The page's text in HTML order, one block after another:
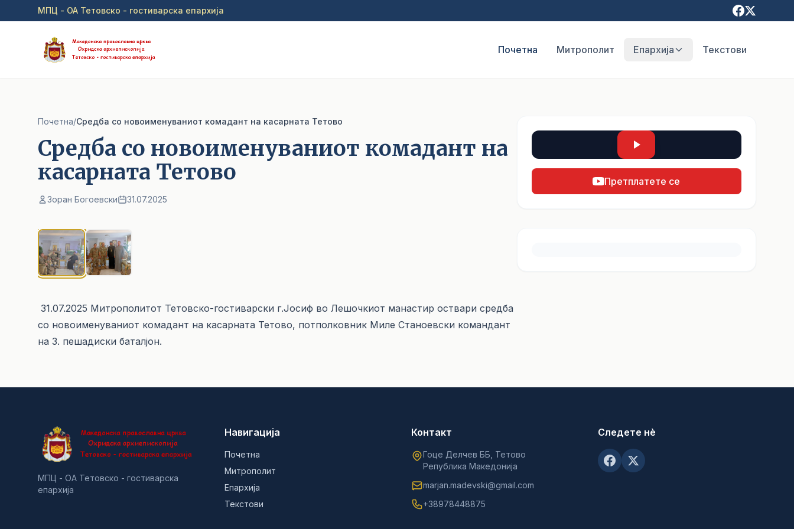
Прејди на главна содржина
МПЦ - ОА Тетовско - гостиварска епархија
Почетна Митрополит Епархија Текстови
Почетна/Средба со новоименуваниот комадант на касарната Тетово
Средба со новоименуваниот комадант на
касарната Тетово
Зоран Богоевски 31.07.2025
31.07.2025 Митрополитот Тетовско-гостиварски г.Јосиф во Лешочкиот манастир оствари средба
со новоименуваниот комадант на касарната Тетово, потполковник Миле Станоевски командант
на 3. пешадиски баталјон.
Претплатете се
МПЦ - ОА Тетовско - гостиварска
епархија
Навигација
Почетна
Митрополит
Епархија
Текстови
Контакт
Гоце Делчев ББ, Тетово
Република Македонија
marjan.madevski@gmail.com
+38978448875
Следете нè